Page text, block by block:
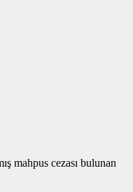
mahpus cezası bulunan